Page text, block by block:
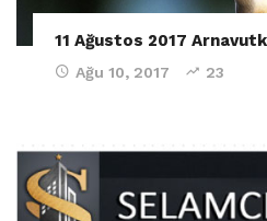
11 Ağustos 2017
Ağu 10, 2017 23